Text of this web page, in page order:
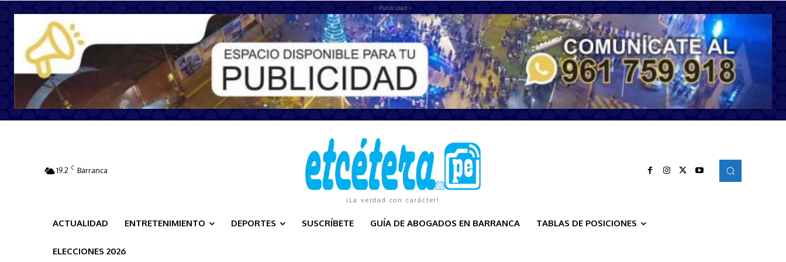
- Publicidad -
19.2 C Barranca
¡La verdad con carácter!
ACTUALIDAD ENTRETENIMIENTO DEPORTES SUSCRÍBETE GUÍA DE ABOGADOS EN BARRANCA TABLAS DE POSICIONES
ELECCIONES 2026